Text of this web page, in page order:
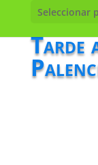
Seleccionar
Tarde